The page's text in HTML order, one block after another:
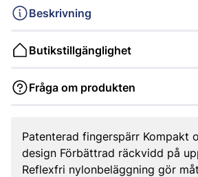
Beskrivning
Butikstillgänglighet
Fråga om produkten
Patenterad fingerspärr Kompakt
design Förbättrad räckvidd på
Reflexfri nylonbeläggning gör